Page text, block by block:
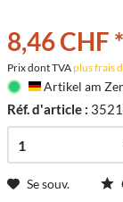
8,46 CHF *
Prix dont TVAplus frais
Deutschland
Artikel am
Réf. d'article :
Se souv.